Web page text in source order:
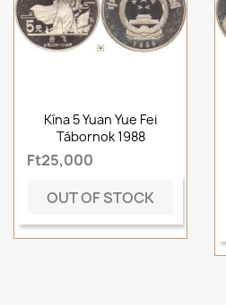
Kína 5 Yuan Yue Fei
Tábornok 1988
Ft25,000
OUT OF STOCK